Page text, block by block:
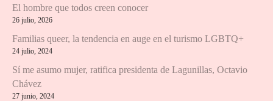
n
d
e
e
El hombre que todos creen conocer
26 julio, 2026
Familias queer, la tendencia en auge en el turismo LGBTQ+
24 julio, 2024
Sí me asumo mujer, ratifica presidenta de Lagunillas, Octavio
Chávez
27 junio, 2024